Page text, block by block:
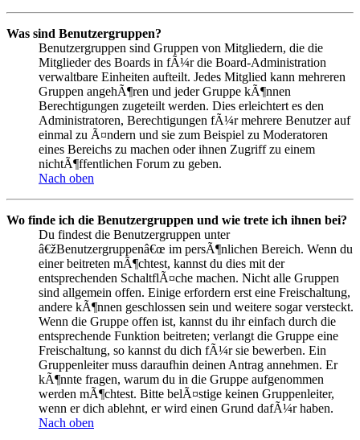
Was sind Benutzergruppen?
Benutzergruppen sind Gruppen von Mitgliedern, die die
Mitglieder des Boards in fÃ¼r die Board-Administration
verwaltbare Einheiten aufteilt. Jedes Mitglied kann mehreren
Gruppen angehÃ¶ren und jeder Gruppe kÃ¶nnen
Berechtigungen zugeteilt werden. Dies erleichtert es den
Administratoren, Berechtigungen fÃ¼r mehrere Benutzer auf
einmal zu Ã¤ndern und sie zum Beispiel zu Moderatoren
eines Bereichs zu machen oder ihnen Zugriff zu einem
nichtÃ¶ffentlichen Forum zu geben.
Nach oben
Wo finde ich die Benutzergruppen und wie trete ich ihnen bei?
Du findest die Benutzergruppen unter
â€žBenutzergruppenâ€œ im persÃ¶nlichen Bereich. Wenn du
einer beitreten mÃ¶chtest, kannst du dies mit der
entsprechenden SchaltflÃ¤che machen. Nicht alle Gruppen
sind allgemein offen. Einige erfordern erst eine Freischaltung,
andere kÃ¶nnen geschlossen sein und weitere sogar versteckt.
Wenn die Gruppe offen ist, kannst du ihr einfach durch die
entsprechende Funktion beitreten; verlangt die Gruppe eine
Freischaltung, so kannst du dich fÃ¼r sie bewerben. Ein
Gruppenleiter muss daraufhin deinen Antrag annehmen. Er
kÃ¶nnte fragen, warum du in die Gruppe aufgenommen
werden mÃ¶chtest. Bitte belÃ¤stige keinen Gruppenleiter,
wenn er dich ablehnt, er wird einen Grund dafÃ¼r haben.
Nach oben